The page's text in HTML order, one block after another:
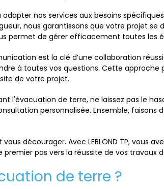
nos services aux besoins
nous garantissons que votre projet
permet de gérer efficacement toutes les
est la clé d’une collaboration
à toutes vos questions. Cette
de votre projet.
l'évacuation de terre, ne laissez pas le
personnalisée. Ensemble,
décourager. Avec LEBLOND TP,
premier pas vers la réussite de vos travaux
de terre ?